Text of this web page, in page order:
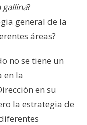
gallina?
general de la
áreas?
no se tiene un
en la
en su
la estrategia de